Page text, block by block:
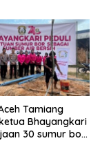
Tamiang
Bhayangkari
30 sumur bor